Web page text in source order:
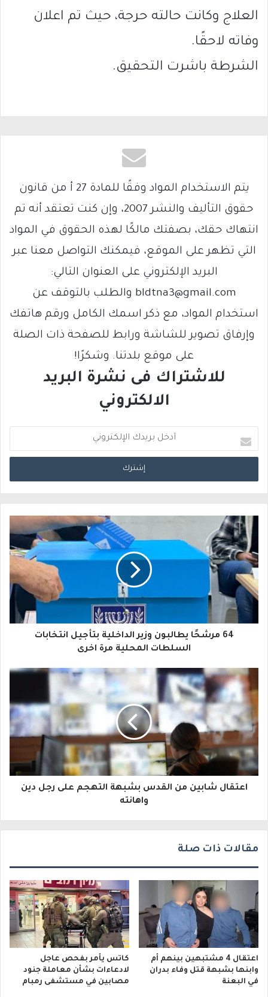
العلاج وكانت حالته حرجة، حيث تم اعلان
وفاته لاحقًا.
الشرطة باشرت التحقيق.
يتم الاستخدام المواد وفقًا للمادة 27 أ من قانون
حقوق التأليف والنشر 2007، وإن كنت تعتقد أنه تم
انتهاك حقك، بصفتك مالكًا لهذه الحقوق في المواد
التي تظهر على الموقع، فيمكنك التواصل معنا عبر
البريد الإلكتروني على العنوان التالي:
bldtna3@gmail.com والطلب بالتوقف عن
استخدام المواد، مع ذكر اسمك الكامل ورقم هاتفك
وإرفاق تصوير للشاشة ورابط للصفحة ذات الصلة
على موقع بلدتنا. وشكرًا!
للاشتراك فى نشرة البريد
الالكتروني
د
خ
ي
د
ك
ا
إ
ل
ت
ر
و
64 مرشحًا يطالبون وزير الداخلية بتأجيل انتخابات
السلطات المحلية مرة اخرى
اعتقال شابين من القدس بشبهة التهجم على رجل دين
واهانته
مقالات ذات صلة
اعتقال 4 مشتبهين بينهم أم
وابنها بشبهة قتل وفاء بدران
في البعنة
كاتس يأمر بفحص عاجل
لادعاءات بشأن معاملة جنود
مصابين في مستشفى رمبام